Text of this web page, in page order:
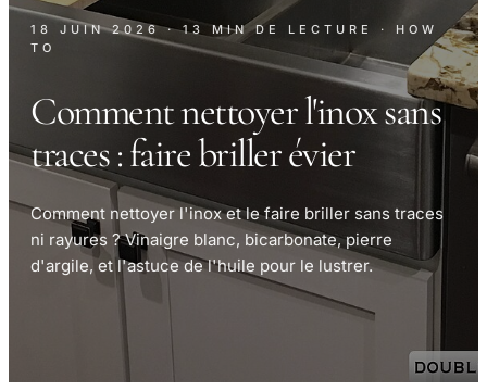
18 JUIN 2026· 13 MIN DE LECTURE
· HOW
TO
Comment nettoyer l'inox sans
traces : faire briller évier
Comment nettoyer l'inox et le faire briller sans traces
ni rayures ? Vinaigre blanc, bicarbonate, pierre
d'argile, et l'astuce de l'huile pour le lustrer.